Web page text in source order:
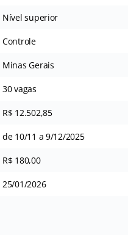
Nível superior
Controle
Minas Gerais
30 vagas
R$ 12.502,85
de 10/11 a 9/12/2025
R$ 180,00
25/01/2026